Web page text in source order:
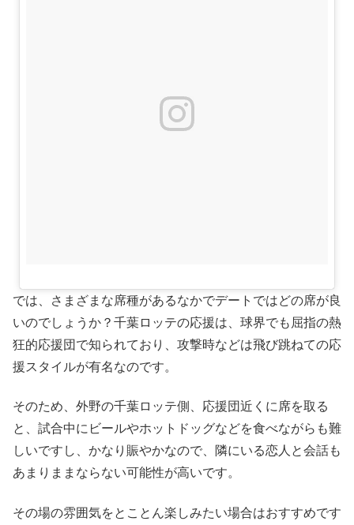
では、さまざまな席種があるなかでデートではどの席が良
いのでしょうか？千葉ロッテの応援は、球界でも屈指の熱
狂的応援団で知られており、攻撃時などは飛び跳ねての応
援スタイルが有名なのです。
そのため、外野の千葉ロッテ側、応援団近くに席を取る
と、試合中にビールやホットドッグなどを食べながらも難
しいですし、かなり賑やかなので、隣にいる恋人と会話も
あまりままならない可能性が高いです。
その場の雰囲気をとことん楽しみたい場合はおすすめです